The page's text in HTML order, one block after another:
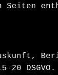
Seiten
DSGVO.